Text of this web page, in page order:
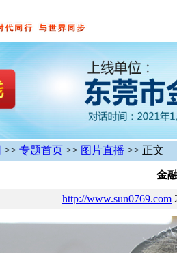
>> 专题首页 >> 图片直播 >> 正文
金
http://www.sun0769.com